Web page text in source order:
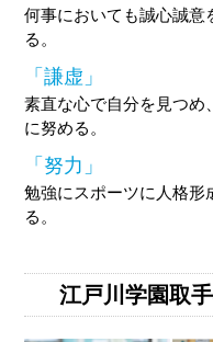
何事においても誠心誠意
る。
「謙虚」
素直な心で自分を見つめ
に努める。
「努力」
勉強にスポーツに人格形
る。
江戸川学園取